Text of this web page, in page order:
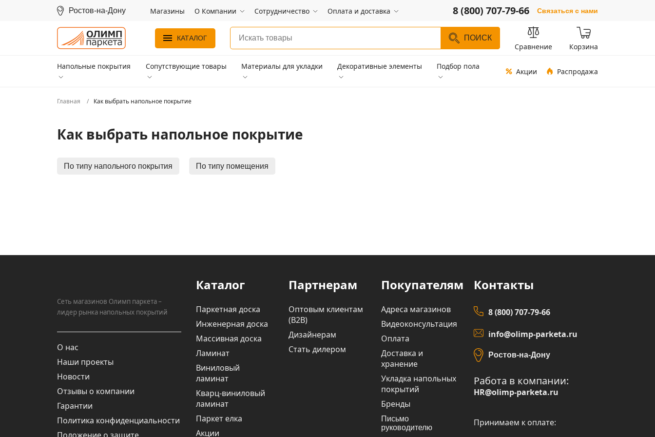
Ростов-на-Дону Магазины О Компании Сотрудничество Оплата и доставка 8 (800) 707-79-66 Связаться с нами
КАТАЛОГ ПОИСК
Сравнение Корзина
Напольные покрытия Сопутствующие товары Материалы для укладки Декоративные элементы Подбор пола
Акции Распродажа
Главная Как выбрать напольное покрытие
Как выбрать напольное покрытие
По типу напольного покрытия По типу помещения
Сеть магазинов Олимп паркета –
лидер рынка напольных покрытий
О нас
Наши проекты
Новости
Отзывы о компании
Гарантии
Политика конфиденциальности
Каталог
Паркетная доска
Инженерная доска
Массивная доска
Ламинат
Виниловый
ламинат
Кварц-виниловый
ламинат
Паркет елка
Акции
Партнерам
Оптовым клиентам
(В2В)
Дизайнерам
Стать дилером
Покупателям
Адреса магазинов
Видеоконсультация
Оплата
Доставка и
хранение
Укладка напольных
покрытий
Бренды
Письмо
руководителю
Контакты
8 (800) 707-79-66
info@olimp-parketa.ru
Ростов-на-Дону
Работа в компании:
HR@olimp-parketa.ru
Принимаем к оплате: